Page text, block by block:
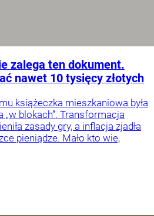
zalega ten dokument.
nawet 10 tysięcy złotych
książeczka mieszkaniowa była
blokach”. Transformacja
zasady gry, a inflacja zjadła
pieniądze. Mało kto wie,